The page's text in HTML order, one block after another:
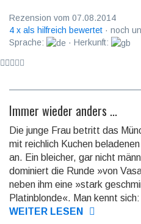
Rezension vom 07.08.2014
4 x als hilfreich bewertet · noch
Sprache:
· Herkunft:
Immer wieder anders ...
Die junge Frau betritt das
mit reichlich Kuchen
an. Ein bleicher, gar nicht
dominiert die Runde »von
neben ihm eine »stark
Platinblonde«. Man kennt
WEITER LESEN